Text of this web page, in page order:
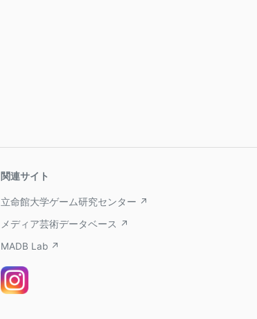
関連サイト
立命館大学ゲーム研究センター ↗
メディア芸術データベース ↗
MADB Lab ↗